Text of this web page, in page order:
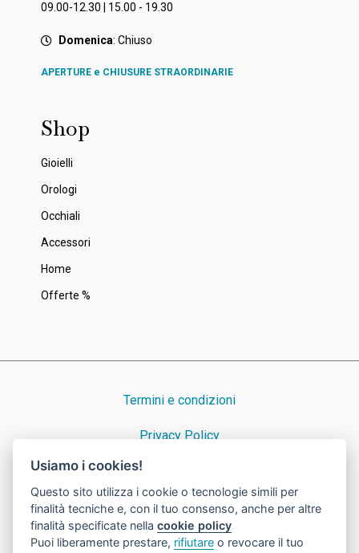
09.00-12.30 | 15.00 - 19.30
Domenica: Chiuso
APERTURE e CHIUSURE STRAORDINARIE
Shop
Gioielli
Orologi
Occhiali
Accessori
Home
Offerte %
Termini e condizioni
Privacy Policy
Cookie Policy
© 2023 Nicora Srl · Dal 1939 consulenti preziosi ad Azzate · P.IVA e
Usiamo i cookies!
Questo sito utilizza i cookie o tecnologie simili per
finalità tecniche e, con il tuo consenso, anche per altre
finalità specificate nellacookie policy
Puoi liberamente prestare, rifiutare o revocare il tuo